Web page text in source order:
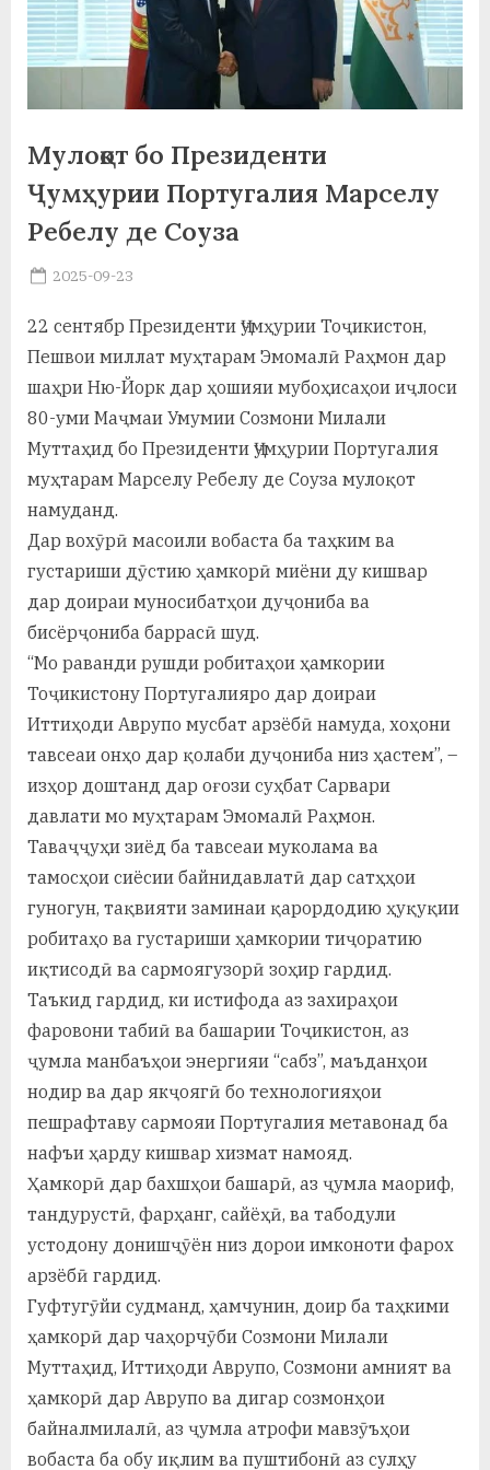
а
н
о
и
и
р
Х
р
Мулоқот бо Президенти
Ҷумҳурии Португалия Марселу
Ребелу де Соуза
Posted
2025-09-23
22 сентябр Президенти Ҷумҳурии Тоҷикистон,
Пешвои миллат муҳтарам Эмомалӣ Раҳмон дар
шаҳри Ню-Йорк дар ҳошияи мубоҳисаҳои иҷлоси
80-уми Маҷмаи Умумии Созмони Милали
Муттаҳид бо Президенти Ҷумҳурии Португалия
муҳтарам Марселу Ребелу де Соуза мулоқот
намуданд.
Дар вохӯрӣ масоили вобаста ба таҳким ва
густариши дӯстию ҳамкорӣ миёни ду кишвар
дар доираи муносибатҳои дуҷониба ва
бисёрҷониба баррасӣ шуд.
“Мо раванди рушди робитаҳои ҳамкории
Тоҷикистону Португалияро дар доираи
Иттиҳоди Аврупо мусбат арзёбӣ намуда, хоҳони
тавсеаи онҳо дар қолаби дуҷониба низ ҳастем”, –
изҳор доштанд дар оғози суҳбат Сарвари
давлати мо муҳтарам Эмомалӣ Раҳмон.
Таваҷҷуҳи зиёд ба тавсеаи муколама ва
тамосҳои сиёсии байнидавлатӣ дар сатҳҳои
гуногун, тақвияти заминаи қарордодию ҳуқуқии
робитаҳо ва густариши ҳамкории тиҷоратию
иқтисодӣ ва сармоягузорӣ зоҳир гардид.
Таъкид гардид, ки истифода аз захираҳои
фаровони табиӣ ва башарии Тоҷикистон, аз
ҷумла манбаъҳои энергияи “сабз”, маъданҳои
нодир ва дар якҷоягӣ бо технологияҳои
пешрафтаву сармояи Португалия метавонад ба
нафъи ҳарду кишвар хизмат намояд.
Ҳамкорӣ дар бахшҳои башарӣ, аз ҷумла маориф,
тандурустӣ, фарҳанг, сайёҳӣ, ва табодули
устодону донишҷӯён низ дорои имконоти фарох
арзёбӣ гардид.
Гуфтугӯйи судманд, ҳамчунин, доир ба таҳкими
ҳамкорӣ дар чаҳорчӯби Созмони Милали
Муттаҳид, Иттиҳоди Аврупо, Созмони амният ва
ҳамкорӣ дар Аврупо ва дигар созмонҳои
байналмилалӣ, аз ҷумла атрофи мавзӯъҳои
вобаста ба обу иқлим ва пуштибонӣ аз сулҳу